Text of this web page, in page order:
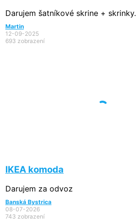
Darujem šatníkové skrine + skrinky.
Martin
12-09-2025
693 zobrazení
IKEA komoda
Darujem za odvoz
Banská Bystrica
08-07-2026
743 zobrazení